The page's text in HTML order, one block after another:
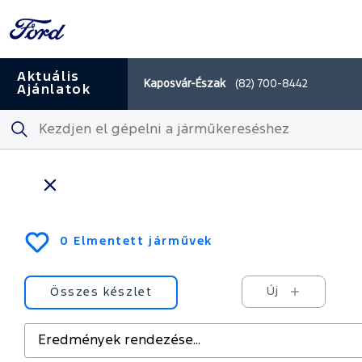
HU - Skip to
navigation
HU - Skip to
search
HU - Skip to
main
HU - Skip to
footer
Aktuális
Aktuális
Ajánlatok
Kaposvár-Észak (82) 700-8442
Használtautók
[város(ok)ban]
Részletes
0 Elmentett járművek
Összes készlet Új
Eredmények